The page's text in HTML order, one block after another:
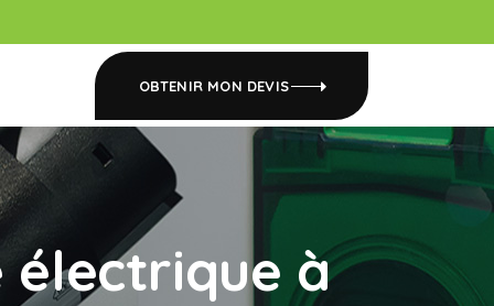
OBTENIR MON DEVIS
électrique à